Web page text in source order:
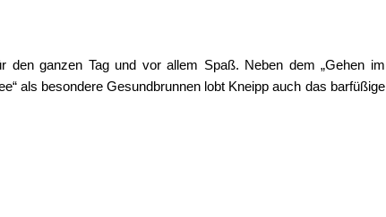
ganzen Tag und vor allem Spaß. Neben dem „Gehen im
als besondere Gesundbrunnen lobt Kneipp auch das barfüßige